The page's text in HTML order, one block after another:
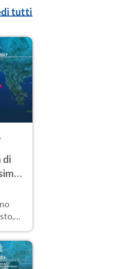
tutti
di